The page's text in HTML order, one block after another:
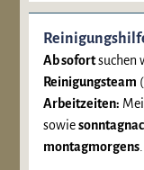
Ab sofortsuchen
Reinigungsteam
Arbeitzeiten:
sowie
montagmorgens